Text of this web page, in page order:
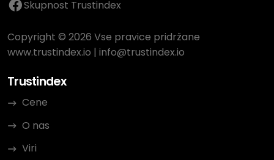
Skupnost Trustindex
Copyright © 2026 Vse pravice pridržane
www.trustindex.io | info@trustindex.io
Trustindex
Cene
O nas
Viri